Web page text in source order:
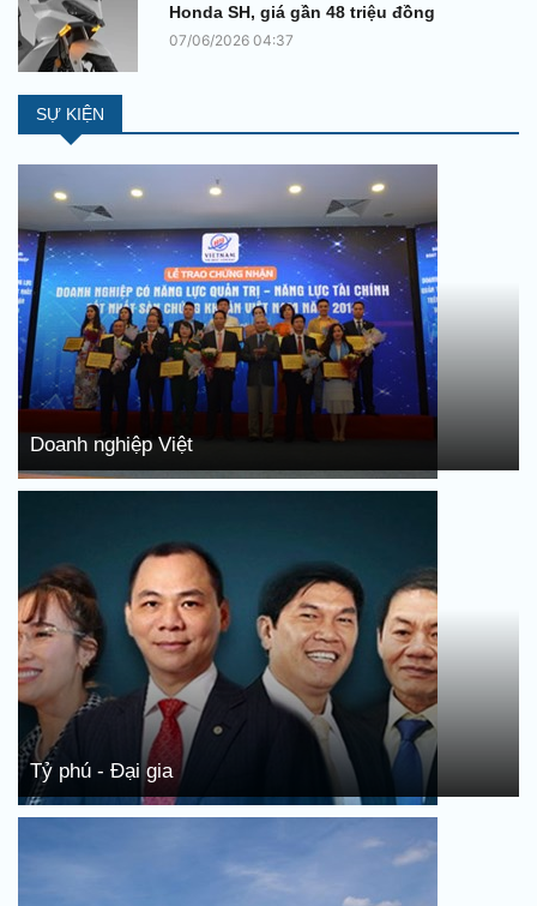
Honda SH, giá gần 48 triệu đồng
07/06/2026 04:37
SỰ KIỆN
Doanh nghiệp Việt
Tỷ phú - Đại gia